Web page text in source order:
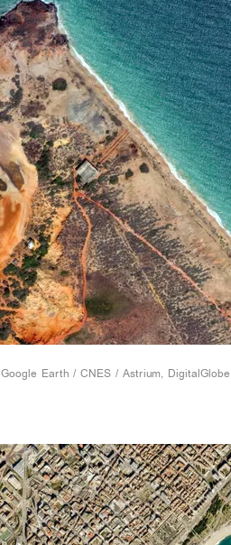
Google Earth / CNES / Astrium, DigitalGlobe